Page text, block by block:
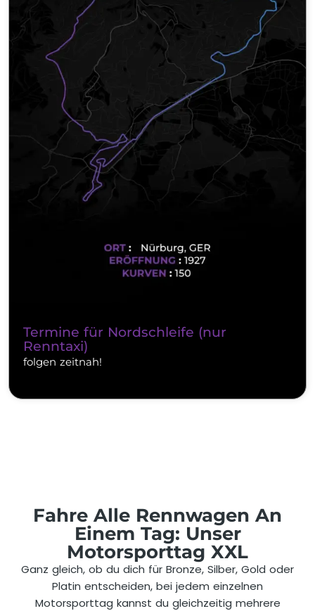
Termine für Nordschleife (nur
Renntaxi)
folgen zeitnah!
Fahre Alle Rennwagen An
Einem Tag: Unser
Motorsporttag XXL
Ganz gleich, ob du dich für Bronze, Silber, Gold oder
Platin entscheiden, bei jedem einzelnen
Motorsporttag kannst du gleichzeitig mehrere